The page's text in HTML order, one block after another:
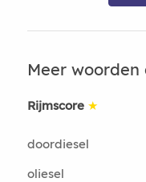
Meer
Rijmscore ★
doordiesel
oliesel